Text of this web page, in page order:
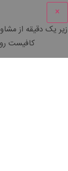
×
زیر یک دقیقه از
کافیست